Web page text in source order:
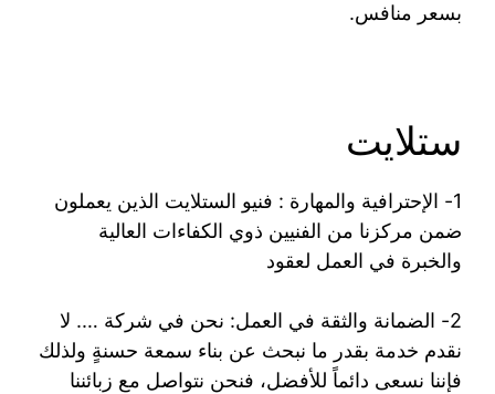
بسعر منافس.
ستلايت
1- الإحترافية والمهارة : فنيو الستلايت الذين يعملون
ضمن مركزنا من الفنيين ذوي الكفاءات العالية
والخبرة في العمل لعقود
2- الضمانة والثقة في العمل: نحن في شركة …. لا
نقدم خدمة بقدر ما نبحث عن بناء سمعة حسنةٍ ولذلك
فإننا نسعى دائماً للأفضل، فنحن نتواصل مع زبائننا